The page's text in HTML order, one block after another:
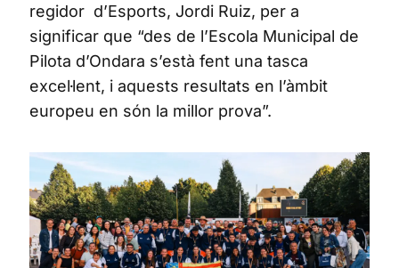
regidor d’Esports, Jordi Ruiz, per a
significar que “des de l’Escola Municipal de
Pilota d’Ondara s’està fent una tasca
excel·lent, i aquests resultats en l’àmbit
europeu en són la millor prova”.